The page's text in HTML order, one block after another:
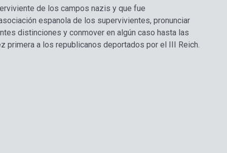
de los campos nazis y que fue
espanola de los supervivientes, pronunciar
distinciones y conmover en algún caso hasta las
primera a los republicanos deportados por el III Reich.